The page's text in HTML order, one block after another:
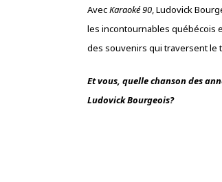
AvecKaraoké 90, Ludovick
les incontournables québécois
des souvenirs qui traversent le
Et vous, quelle chanson des
Ludovick Bourgeois?